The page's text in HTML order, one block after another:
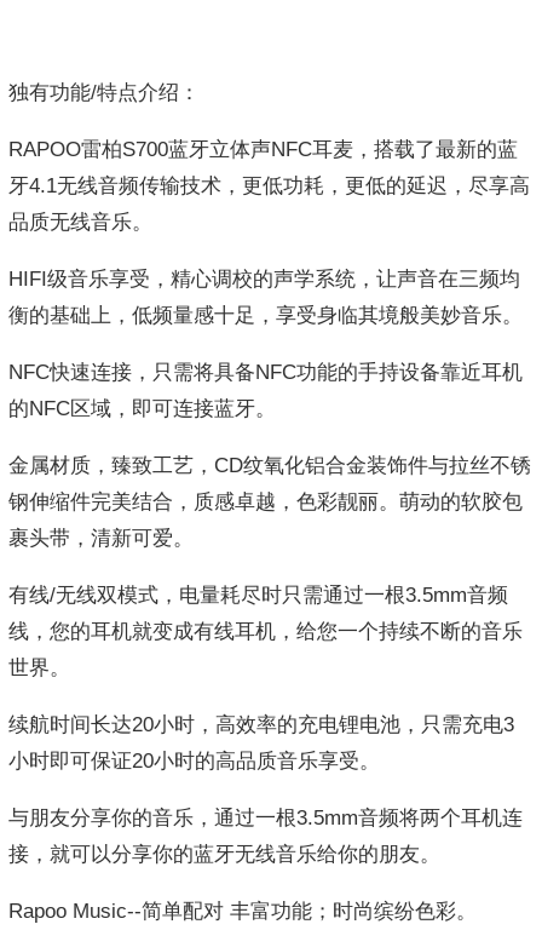
独有功能/特点介绍：
RAPOO雷柏S700蓝牙立体声NFC耳麦，搭载了最新的蓝
牙4.1无线音频传输技术，更低功耗，更低的延迟，尽享高
品质无线音乐。
HIFI级音乐享受，精心调校的声学系统，让声音在三频均
衡的基础上，低频量感十足，享受身临其境般美妙音乐。
NFC快速连接，只需将具备NFC功能的手持设备靠近耳机
的NFC区域，即可连接蓝牙。
金属材质，臻致工艺，CD纹氧化铝合金装饰件与拉丝不锈
钢伸缩件完美结合，质感卓越，色彩靓丽。萌动的软胶包
裹头带，清新可爱。
有线/无线双模式，电量耗尽时只需通过一根3.5mm音频
线，您的耳机就变成有线耳机，给您一个持续不断的音乐
世界。
续航时间长达20小时，高效率的充电锂电池，只需充电3
小时即可保证20小时的高品质音乐享受。
与朋友分享你的音乐，通过一根3.5mm音频将两个耳机连
接，就可以分享你的蓝牙无线音乐给你的朋友。
Rapoo Music--简单配对 丰富功能；时尚缤纷色彩。